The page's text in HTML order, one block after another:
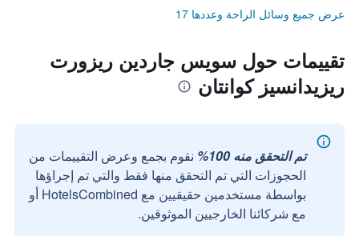
عرض جميع وسائل الراحة وعددها 17
تقييمات حول سويس جاردين ريزورت
ريزيدانسيز كوانتان
تم التحقق منه 100%
نقوم بجمع وعرض التقييمات من
الحجوزات التي تم التحقق منها فقط والتي تم إجراؤها
بواسطة مستخدمين حقيقيين مع HotelsCombined أو
مع شركائنا الخارجيين الموثوقين.